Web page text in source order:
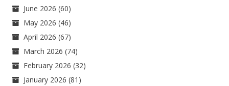
June 2026 (60)
May 2026 (46)
April 2026 (67)
March 2026 (74)
February 2026 (32)
January 2026 (81)